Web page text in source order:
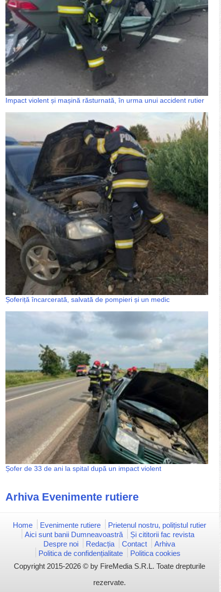
Impact violent și mașină răsturnată, în urma unui accident rutier
Șoferiță încarcerată, salvată de pompieri și un medic
Șofer de 33 de ani la spital după un impact violent
Arhiva Evenimente rutiere
Home Evenimente rutiere
Prietenul nostru, polițistul rutier
Aici sunt banii Dumneavoastră
Și cititorii fac revista
Despre noi
Redacția Contact
Arhiva
Politica de confidențialitate
Politica cookies
Copyright 2015-2026 © by FireMedia S.R.L. Toate drepturile
rezervate.